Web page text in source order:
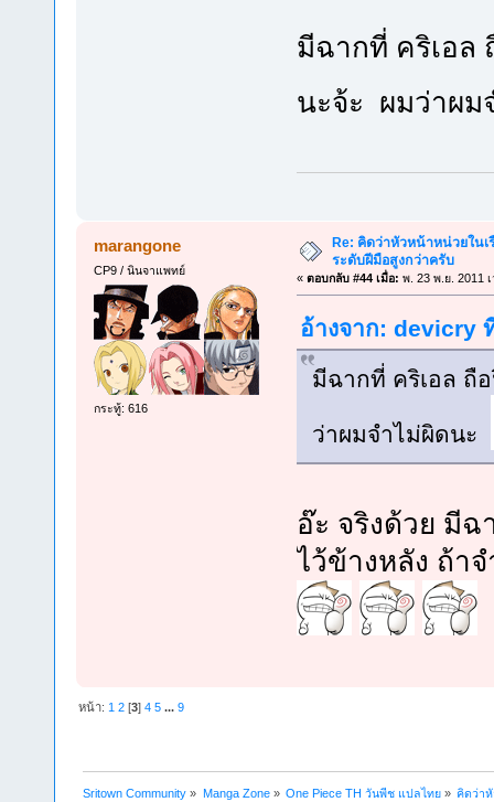
มีฉากที่ คริเอล
นะจ้ะ ผมว่าผ
marangone
CP9 / นินจาแพทย์
กระทู้: 616
Re: คิดว่าหัวหน้าหน่วยใน
ระดับฝีมือสูงกว่าครับ
« ตอบกลับ #44 เมื่อ: พ. 23 พ.ย. 2011
อ้างจาก: devicry
มีฉากที่ คริเอล ถื
ว่าผมจำไม่ผิดนะ
อ๊ะ จริงด้วย มี
ไว้ข้างหลัง ถ้า
หน้า: 1 2 [3]4 5 ...9
Sritown Community » Manga Zone» One Piece TH วันพีช แปลไทย» คิดว่าหั